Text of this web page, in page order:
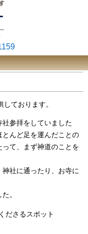
ております。
参拝をしていました
んど足を運んだことの
て、まず神道のことを
社に通ったり、お寺に
。
ださるスポット